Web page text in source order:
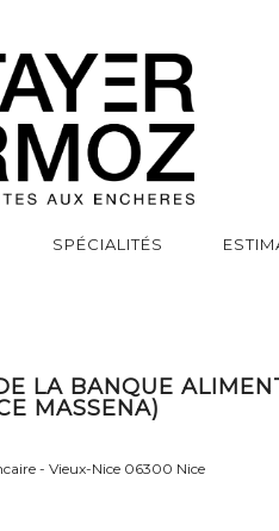
SPÉCIALITÉS
LA BANQUE
MASSENA)
- Vieux-Nice 06300 Nice